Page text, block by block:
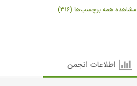
مشاهده همه برچسب‌ها (316)
اطلاعات انجمن